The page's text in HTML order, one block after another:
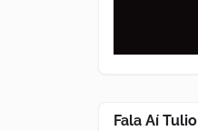
Fala Aí Tulio